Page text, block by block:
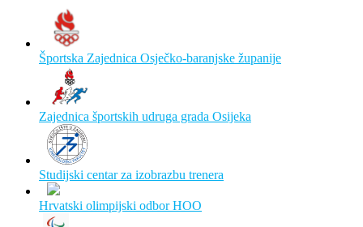
Športska Zajednica Osječko-baranjske županije
Zajednica športskih udruga grada Osijeka
Studijski centar za izobrazbu trenera
Hrvatski olimpijski odbor HOO